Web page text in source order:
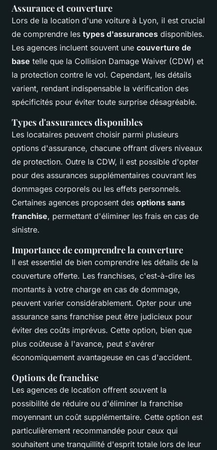
Assurance et couverture
Lors de la location d'une voiture à Lyon, il est crucial
de comprendre les types d'assurances disponibles.
Les agences incluent souvent une couverture de
base telle que la Collision Damage Waiver (CDW) et
la protection contre le vol. Cependant, les détails
varient, rendant indispensable la vérification des
spécificités pour éviter toute surprise désagréable.
Types d'assurances disponibles
Les locataires peuvent choisir parmi plusieurs
options d'assurance, chacune offrant divers niveaux
de protection. Outre la CDW, il est possible d'opter
pour des assurances supplémentaires couvrant les
dommages corporels ou les effets personnels.
Certaines agences proposent des options sans
franchise, permettant d'éliminer les frais en cas de
sinistre.
Importance de comprendre la couverture
Il est essentiel de bien comprendre les détails de la
couverture offerte. Les franchises, c'est-à-dire les
montants à votre charge en cas de dommage,
peuvent varier considérablement. Opter pour une
assurance sans franchise peut être judicieux pour
éviter des coûts imprévus. Cette option, bien que
plus coûteuse à l'avance, peut s'avérer
économiquement avantageuse en cas d'accident.
Options de franchise
Les agences de location offrent souvent la
possibilité de réduire ou d'éliminer la franchise
moyennant un coût supplémentaire. Cette option est
particulièrement recommandée pour ceux qui
souhaitent une tranquillité d'esprit totale lors de leur